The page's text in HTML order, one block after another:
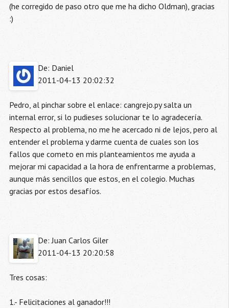
(he corregido de paso otro que me ha dicho Oldman), gracias
:)
De: Daniel
2011-04-13 20:02:32
Pedro, al pinchar sobre el enlace: cangrejo.py salta un
internal error, si lo pudieses solucionar te lo agradecería.
Respecto al problema, no me he acercado ni de lejos, pero al
entender el problema y darme cuenta de cuales son los
fallos que cometo en mis planteamientos me ayuda a
mejorar mi capacidad a la hora de enfrentarme a problemas,
aunque más sencillos que estos, en el colegio. Muchas
gracias por estos desafíos.
De: Juan Carlos Giler
2011-04-13 20:20:58
Tres cosas:
1.- Felicitaciones al ganador!!!